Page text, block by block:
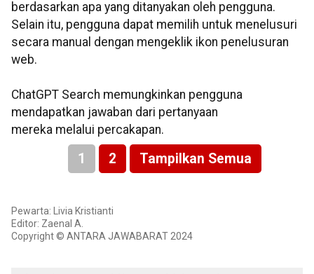
berdasarkan apa yang ditanyakan oleh pengguna.
Selain itu, pengguna dapat memilih untuk menelusuri
secara manual dengan mengeklik ikon penelusuran
web.
ChatGPT Search memungkinkan pengguna
mendapatkan jawaban dari pertanyaan
mereka melalui percakapan.
1 2 Tampilkan Semua
Pewarta: Livia Kristianti
Editor: Zaenal A.
Copyright © ANTARA JAWABARAT 2024